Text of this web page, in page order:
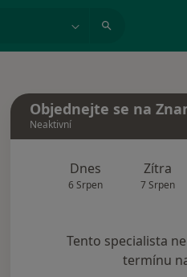
Objednejte se na
Neaktivní
Dnes
6 Srpen
Zítra
7 Srpen
Tento specialista
termínu